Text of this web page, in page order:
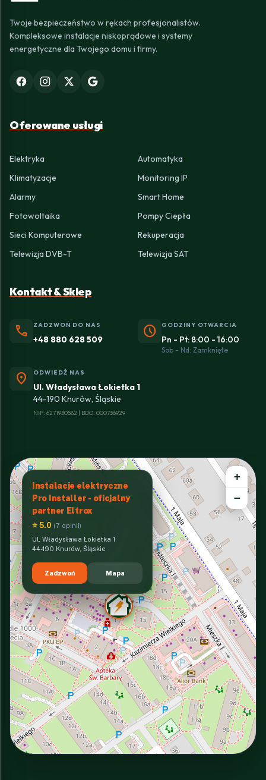
Twoje bezpieczeństwo w rękach profesjonalistów.
Kompleksowe instalacje niskoprądowe i systemy
energetyczne dla Twojego domu i firmy.
Oferowane usługi
Elektryka
Automatyka
Klimatyzacje
Monitoring IP
Alarmy
Smart Home
Fotowoltaika
Pompy Ciepła
Sieci Komputerowe
Rekuperacja
Telewizja DVB-T
Telewizja SAT
Kontakt & Sklep
phone ZADZWOŃ DO NAS
+48 880 628 509 schedule GODZINY OTWARCIA
Pn - Pt: 8:00 - 16:00
Sob - Nd: Zamknięte
location_on ODWIEDŹ NAS
Ul. Władysława Łokietka 1
44-190 Knurów, Śląskie
NIP: 6271930582 | BDO: 000736929
Instalacje elektryczne
Pro Installer - oficjalny
partner Eltrox
⭐ 5.0 (7 opinii)
Ul. Władysława Łokietka 1
44-190 Knurów, Śląskie
Zadzwoń Mapa
+
−
INTERACTIVE VIEW